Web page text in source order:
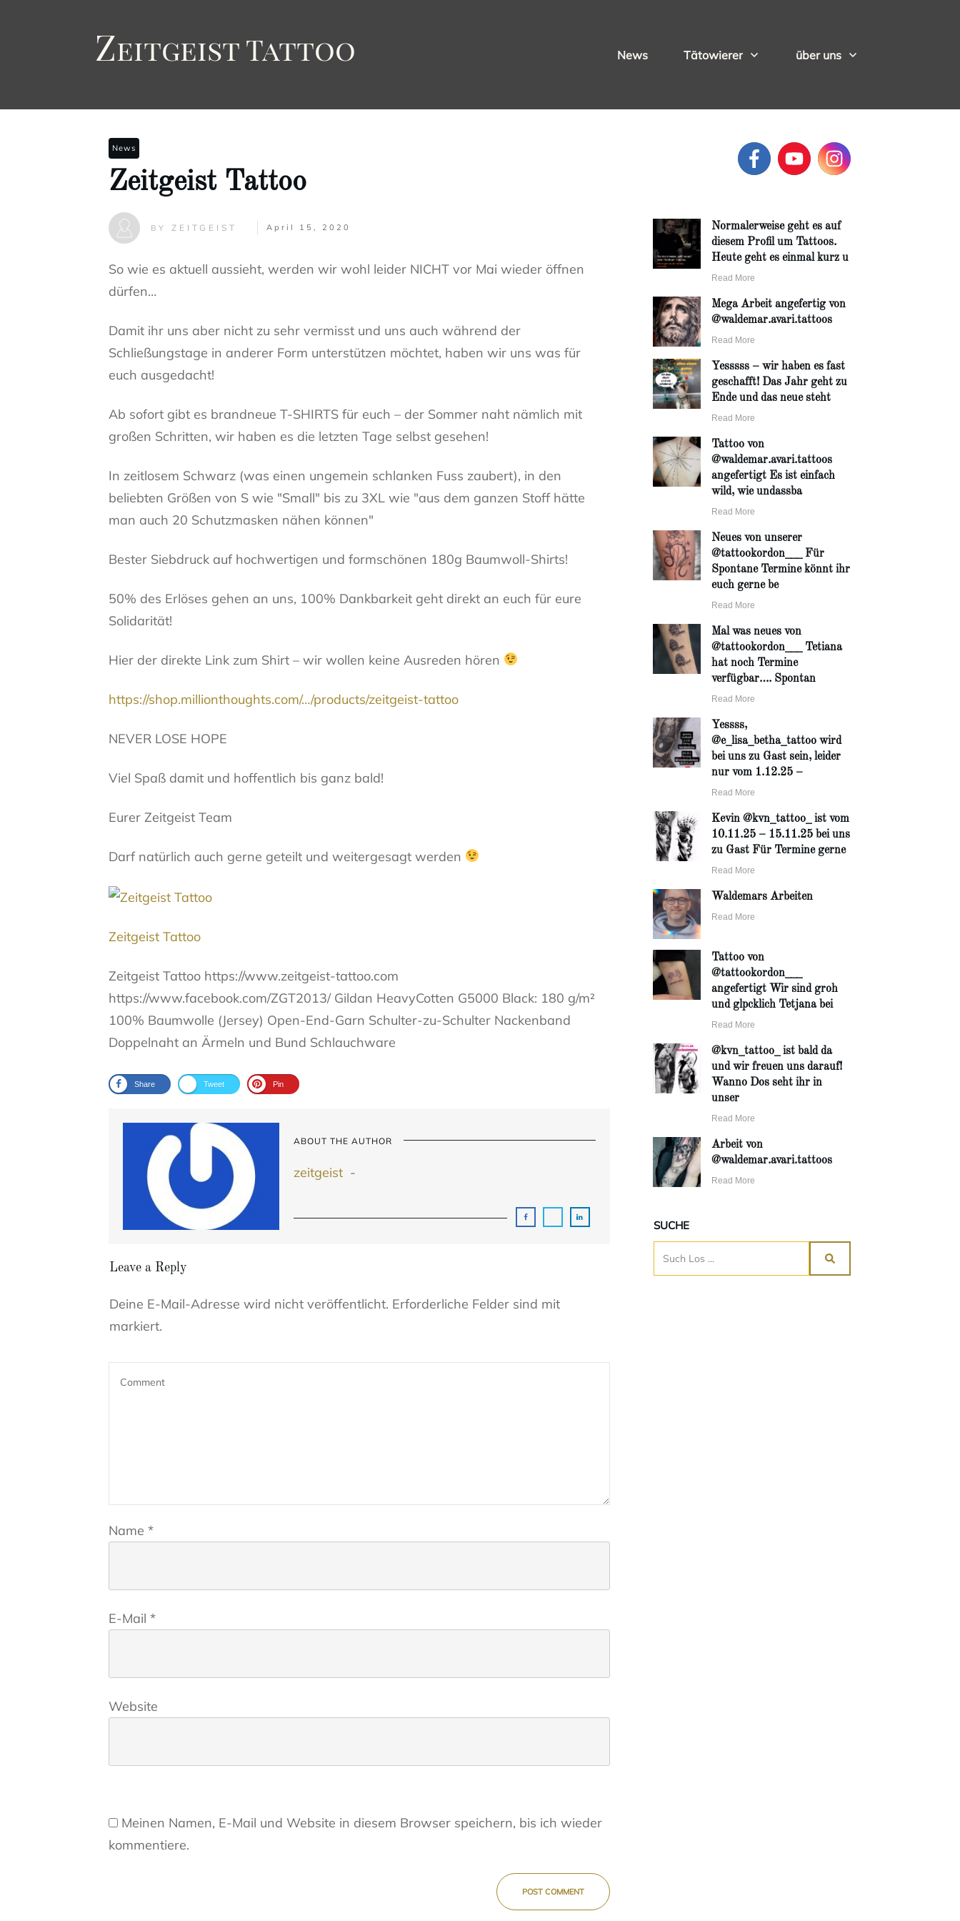
ZeitgeistTattoo News Tätowierer über uns
News
Zeitgeist Tattoo
BY ZEITGEIST April 15, 2020
So wie es aktuell aussieht, werden wir wohl leider NICHT vor Mai wieder öffnen
dürfen…
Damit ihr uns aber nicht zu sehr vermisst und uns auch während der
Schließungstage in anderer Form unterstützen möchtet, haben wir uns was für
euch ausgedacht!
Ab sofort gibt es brandneue T-SHIRTS für euch – der Sommer naht nämlich mit
großen Schritten, wir haben es die letzten Tage selbst gesehen!
In zeitlosem Schwarz (was einen ungemein schlanken Fuss zaubert), in den
beliebten Größen von S wie "Small" bis zu 3XL wie "aus dem ganzen Stoff hätte
man auch 20 Schutzmasken nähen können"
Bester Siebdruck auf hochwertigen und formschönen 180g Baumwoll-Shirts!
50% des Erlöses gehen an uns, 100% Dankbarkeit geht direkt an euch für eure
Solidarität!
Hier der direkte Link zum Shirt – wir wollen keine Ausreden hören
https://shop.millionthoughts.com/…/products/zeitgeist-tattoo
NEVER LOSE HOPE
Viel Spaß damit und hoffentlich bis ganz bald!
Eurer Zeitgeist Team
Darf natürlich auch gerne geteilt und weitergesagt werden
Zeitgeist Tattoo
Zeitgeist Tattoo https://www.zeitgeist-tattoo.com
https://www.facebook.com/ZGT2013/ Gildan HeavyCotten G5000 Black: 180 g/m²
100% Baumwolle (Jersey) Open-End-Garn Schulter-zu-Schulter Nackenband
Doppelnaht an Ärmeln und Bund Schlauchware
Share Tweet Pin
ABOUT THE AUTHOR
zeitgeist-
Leave a Reply
Deine E-Mail-Adresse wird nicht veröffentlicht. Erforderliche Felder sind mit
markiert.
Name *
E-Mail *
Website
Meinen Namen, E-Mail und Website in diesem Browser speichern, bis ich wieder
kommentiere.
POST COMMENT
Normalerweise geht es auf
diesem Profil um Tattoos.
Heute geht es einmal kurz u
Read More
Mega Arbeit angefertig von
@waldemar.avari.tattoos
Read More
Yesssss – wir haben es fast
geschafft! Das Jahr geht zu
Ende und das neue steht
Read More
Tattoo von
@waldemar.avari.tattoos
angefertigt Es ist einfach
wild, wie undassba
Read More
Neues von unserer
@tattookordon___ Für
Spontane Termine könnt ihr
euch gerne be
Read More
Mal was neues von
@tattookordon___ Tetiana
hat noch Termine
verfügbar…. Spontan
Read More
Yessss,
@e_lisa_betha_tattoo wird
bei uns zu Gast sein, leider
nur vom 1.12.25 –
Read More
Kevin @kvn_tattoo_ ist vom
10.11.25 – 15.11.25 bei uns
zu Gast Für Termine gerne
Read More
Waldemars Arbeiten
Read More
Tattoo von
@tattookordon___
angefertigt Wir sind groh
und glpcklich Tetjana bei
Read More
@kvn_tattoo_ ist bald da
und wir freuen uns darauf!
Wanno Dos seht ihr in
unser
Read More
Arbeit von
@waldemar.avari.tattoos
Read More
SUCHE